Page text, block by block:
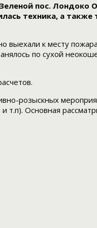
пос. Лондоко
техника, а также
выехали к месту
по сухой
розыскных
Основная